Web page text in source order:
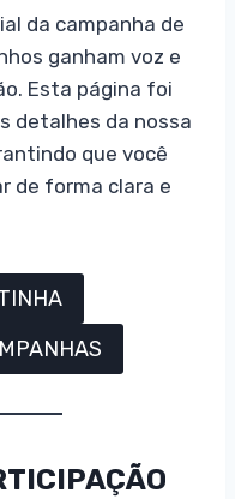
da campanha de
ganham voz e
Esta página foi
detalhes da nossa
que você
de forma clara e